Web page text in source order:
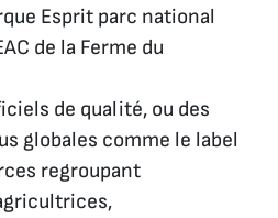
Esprit parc national
de la Ferme du
de qualité, ou des
globales comme le label
regroupant